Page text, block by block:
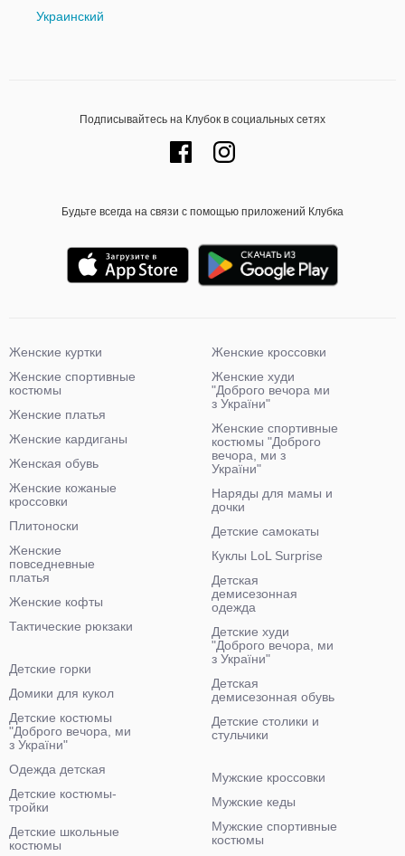
Украинский
Подписывайтесь на Клубок в социальных сетях
Будьте всегда на связи с помощью приложений Клубка
Женские куртки
Женские спортивные
костюмы
Женские платья
Женские кардиганы
Женская обувь
Женские кожаные
кроссовки
Плитоноски
Женские
повседневные
платья
Женские кофты
Тактические рюкзаки
Женские кроссовки
Женские худи
"Доброго вечора ми
з України"
Женские спортивные
костюмы "Доброго
вечора, ми з
України"
Наряды для мамы и
дочки
Детские самокаты
Куклы LoL Surprise
Детская
демисезонная
одежда
Детские худи
"Доброго вечора, ми
з України"
Детская
демисезонная обувь
Детские столики и
стульчики
Детские горки
Домики для кукол
Детские костюмы
"Доброго вечора, ми
з України"
Одежда детская
Детские костюмы-
тройки
Детские школьные
костюмы
Мужские кроссовки
Мужские кеды
Мужские спортивные
костюмы